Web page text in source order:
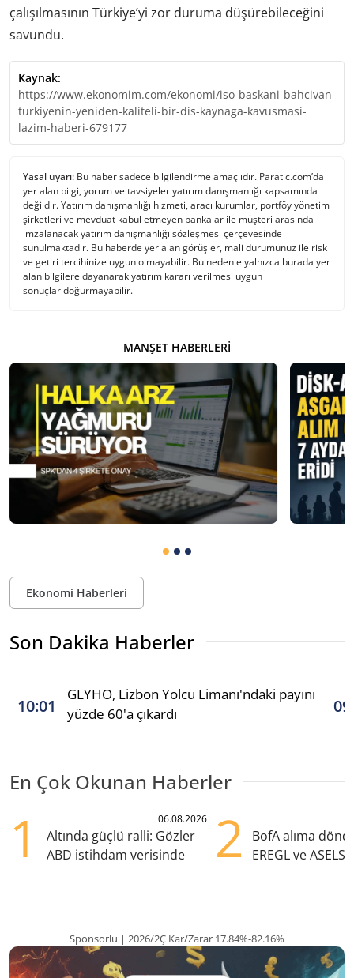
çalışılmasının Türkiye’yi zor duruma düşürebileceğini
savundu.
Kaynak:
https://www.ekonomim.com/ekonomi/iso-baskani-bahcivan-
turkiyenin-yeniden-kaliteli-bir-dis-kaynaga-kavusmasi-
lazim-haberi-679177
Yasal uyarı: Bu haber sadece bilgilendirme amaçlıdır. Paratic.com’da
yer alan bilgi, yorum ve tavsiyeler yatırım danışmanlığı kapsamında
değildir. Yatırım danışmanlığı hizmeti, aracı kurumlar, portföy yönetim
şirketleri ve mevduat kabul etmeyen bankalar ile müşteri arasında
imzalanacak yatırım danışmanlığı sözleşmesi çerçevesinde
sunulmaktadır. Bu haberde yer alan görüşler, mali durumunuz ile risk
ve getiri tercihinize uygun olmayabilir. Bu nedenle yalnızca burada yer
alan bilgilere dayanarak yatırım kararı verilmesi uygun
sonuçlar doğurmayabilir.
MANŞET HABERLERI
Ekonomi Haberleri
Son Dakika Haberler
10:01
GLYHO, Lizbon Yolcu Limanı'ndaki payını
yüzde 60'a çıkardı
En Çok Okunan Haberler
1 06.08.2026
Altında güçlü ralli: Gözler
ABD istihdam verisinde
2
BofA alıma
EREGL ve ASELS
Sponsorlu | 2026/2Ç Kar/Zarar 17.84%-82.16%